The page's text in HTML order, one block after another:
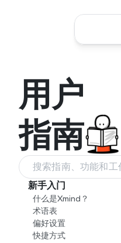
用户
指南
搜索指南、功能和工
新手入门
什么是Xmind？
术语表
偏好设置
快捷方式